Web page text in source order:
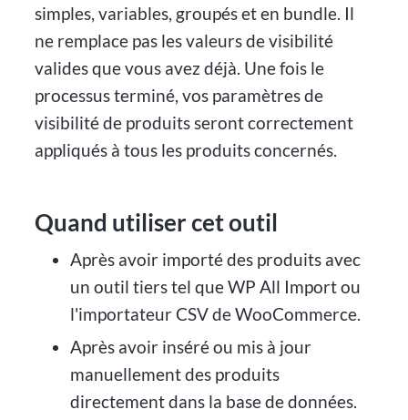
simples, variables, groupés et en bundle. Il
ne remplace pas les valeurs de visibilité
valides que vous avez déjà. Une fois le
processus terminé, vos paramètres de
visibilité de produits seront correctement
appliqués à tous les produits concernés.
Quand utiliser cet outil
Après avoir importé des produits avec
un outil tiers tel que WP All Import ou
l'importateur CSV de WooCommerce.
Après avoir inséré ou mis à jour
manuellement des produits
directement dans la base de données.